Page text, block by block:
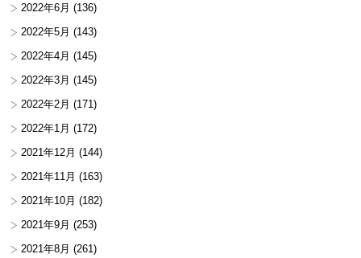
2022年6月 (136)
2022年5月 (143)
2022年4月 (145)
2022年3月 (145)
2022年2月 (171)
2022年1月 (172)
2021年12月 (144)
2021年11月 (163)
2021年10月 (182)
2021年9月 (253)
2021年8月 (261)